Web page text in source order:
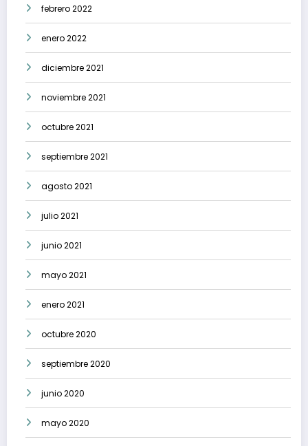
febrero 2022
enero 2022
diciembre 2021
noviembre 2021
octubre 2021
septiembre 2021
agosto 2021
julio 2021
junio 2021
mayo 2021
enero 2021
octubre 2020
septiembre 2020
junio 2020
mayo 2020